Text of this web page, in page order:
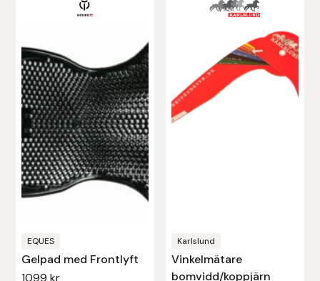
EQUES
Gelpad med Frontlyft
1099kr
Karlslund
Vinkelmätare
bomvidd/koppjärn
Stina Helmersson Bokförlag
Suedwind
Tear-Aid
Tekna
TöltSaga